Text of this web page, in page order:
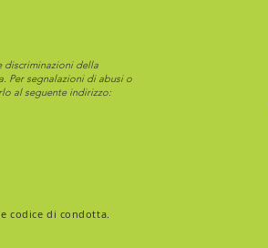
discriminazioni della
Per segnalazioni di abusi o
alseguente indirizzo:
codice di condotta.